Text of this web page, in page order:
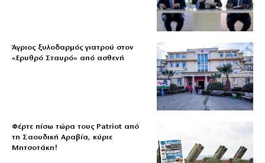
Άγριος ξυλοδαρμός γιατρού στον
«Ερυθρό Σταυρό» από ασθενή
Φέρτε πίσω τώρα τους Patriot από
τη Σαουδική Αραβία, κύριε
Μητσοτάκη!